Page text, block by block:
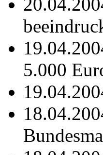
5.000